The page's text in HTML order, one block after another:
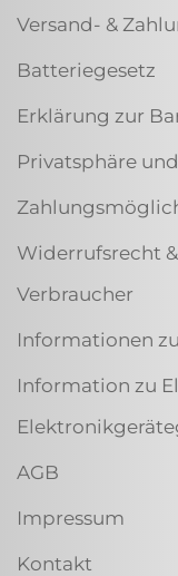
Versand- &
Batteriegesetz
Erklärung zur
Privatsphäre
Widerrufsrecht
Verbraucher
Informationen
Information zu
AGB
Impressum
Kontakt